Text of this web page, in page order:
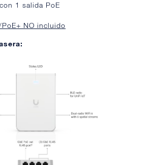
1 salida PoE
NO incluido